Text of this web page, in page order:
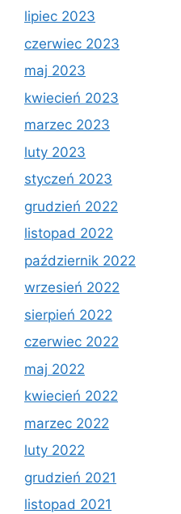
lipiec 2023
czerwiec 2023
maj 2023
kwiecień 2023
marzec 2023
luty 2023
styczeń 2023
grudzień 2022
listopad 2022
październik 2022
wrzesień 2022
sierpień 2022
czerwiec 2022
maj 2022
kwiecień 2022
marzec 2022
luty 2022
grudzień 2021
listopad 2021